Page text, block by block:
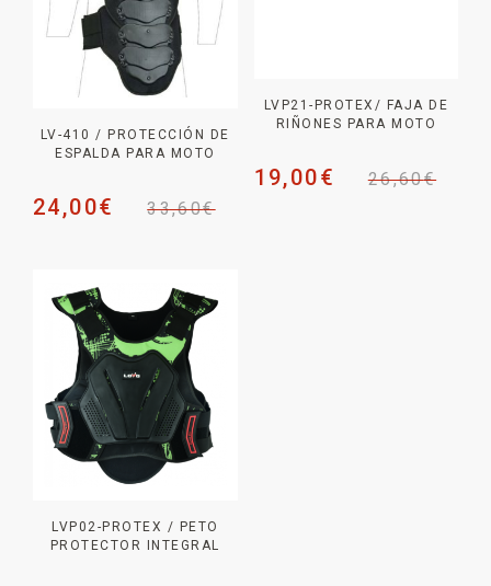
LV-410 / PROTECCIÓN DE
ESPALDA PARA MOTO
33,60€
24,00€
LVP21-PROTEX/ FAJA DE
RIÑONES PARA MOTO
26,60€
19,00€
LVP02-PROTEX / PETO
PROTECTOR INTEGRAL